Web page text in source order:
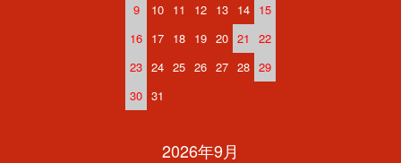
9
10 11 12 13 14 15
16 17 18 19 20 21
22
23 24 25 26 27 28 29
30 31
2026年9月